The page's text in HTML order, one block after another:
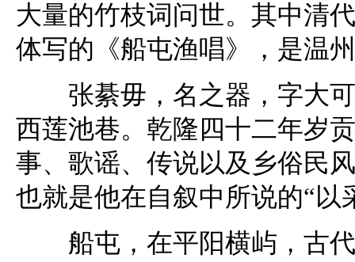
大量的竹枝词问世。其中清
体写的《船屯渔唱》，是温
张綦毋，名之器，字大可
西莲池巷。乾隆四十二年岁
事、歌谣、传说以及乡俗民
也就是他在自叙中所说的“以
船屯，在平阳横屿，古代